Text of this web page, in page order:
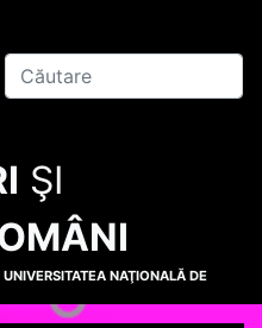
ŞI
NAŢIONALĂ DE